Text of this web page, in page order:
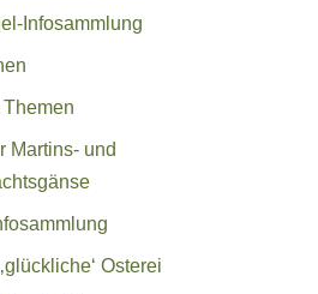
Infosammlung
Martins- und
Osterei